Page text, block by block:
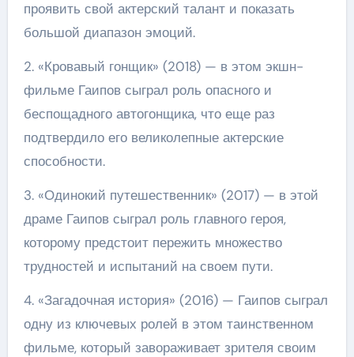
проявить свой актерский талант и показать
большой диапазон эмоций.
2. «Кровавый гонщик» (2018) — в этом экшн-
фильме Гаипов сыграл роль опасного и
беспощадного автогонщика, что еще раз
подтвердило его великолепные актерские
способности.
3. «Одинокий путешественник» (2017) — в этой
драме Гаипов сыграл роль главного героя,
которому предстоит пережить множество
трудностей и испытаний на своем пути.
4. «Загадочная история» (2016) — Гаипов сыграл
одну из ключевых ролей в этом таинственном
фильме, который завораживает зрителя своим